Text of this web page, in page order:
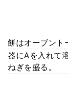
餅はオーブント
器にAを入れて
ねぎを盛る。